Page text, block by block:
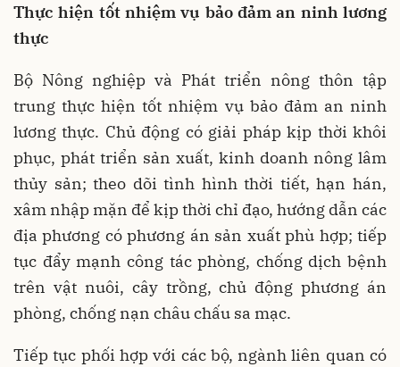
Thực hiện tốt nhiệm vụ bảo đảm an ninh lương
thực
Bộ Nông nghiệp và Phát triển nông thôn tập
trung thực hiện tốt nhiệm vụ bảo đảm an ninh
lương thực. Chủ động có giải pháp kịp thời khôi
phục, phát triển sản xuất, kinh doanh nông lâm
thủy sản; theo dõi tình hình thời tiết, hạn hán,
xâm nhập mặn để kịp thời chỉ đạo, hướng dẫn các
địa phương có phương án sản xuất phù hợp; tiếp
tục đẩy mạnh công tác phòng, chống dịch bệnh
trên vật nuôi, cây trồng, chủ động phương án
phòng, chống nạn châu chấu sa mạc.
Tiếp tục phối hợp với các bộ, ngành liên quan có